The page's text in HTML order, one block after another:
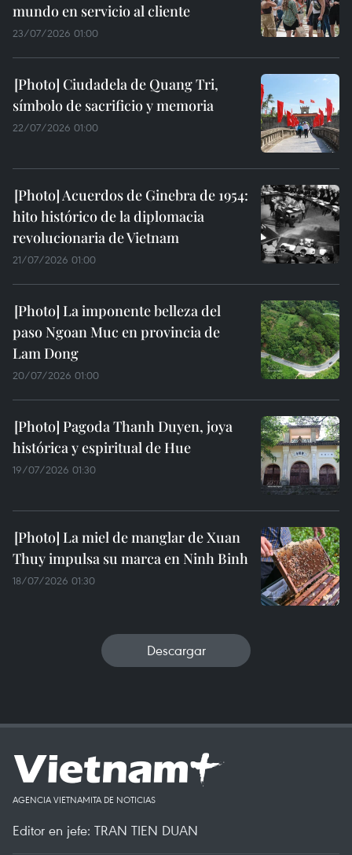
mundo en servicio al cliente
23/07/2026 01:00
Ciudadela de Quang Tri,
símbolo de sacrificio y memoria
22/07/2026 01:00
Acuerdos de Ginebra de 1954:
hito histórico de la diplomacia
revolucionaria de Vietnam
21/07/2026 01:00
La imponente belleza del
paso Ngoan Muc en provincia de
Lam Dong
20/07/2026 01:00
Pagoda Thanh Duyen, joya
histórica y espiritual de Hue
19/07/2026 01:30
La miel de manglar de Xuan
Thuy impulsa su marca en Ninh Binh
18/07/2026 01:30
Descargar
AGENCIA VIETNAMITA DE NOTICIAS
Editor en jefe: TRAN TIEN DUAN